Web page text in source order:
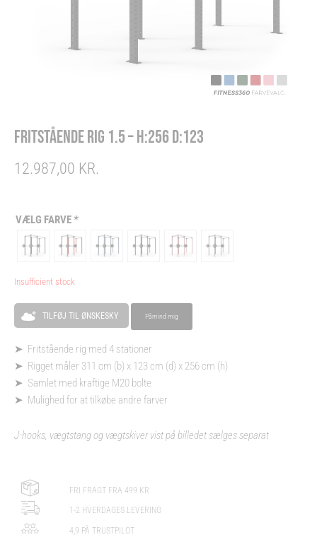
FRITSTÅENDE RIG 1.5 – H:256 D:123
12.987,00 KR.
VÆLG FARVE *
Insufficient stock
TILFØJ TIL ØNSKESKY
➤ Fritstående rig med 4 stationer
➤ Rigget måler 311 cm (b) x 123 cm (d) x 256 cm (h)
➤ Samlet med kraftige M20 bolte
➤ Mulighed for at tilkøbe andre farver
J-hooks, vægtstang og vægtskiver vist på billedet sælges separat
FRI FRAGT FRA 499 KR
1-2 HVERDAGES LEVERING
4,9 PÅ TRUSTPILOT